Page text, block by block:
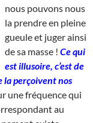
nous pouvons nous
la prendre en pleine
gueule et juger ainsi
de sa masse ! Ce qui
est illusoire, c’est de
la perçoivent nos
une fréquence qui
au